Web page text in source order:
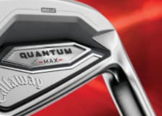
se mobilisent après un terrible
vie à 6 golfeurs universitaires et